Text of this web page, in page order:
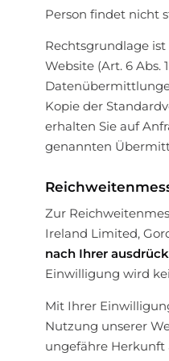
Person findet nicht
Rechtsgrundlage
Website (Art. 6 Abs.
Kopie der
erhalten Sie auf
genannten
Zur
Ireland Limited,
nach Ihrer
Einwilligung wird
Mit Ihrer
Nutzung unserer
ungefähre Herkunft